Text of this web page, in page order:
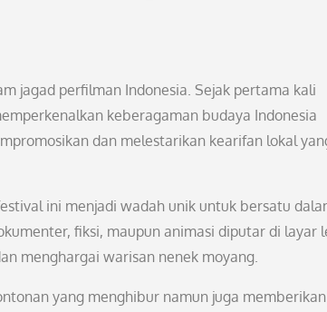
jagad perfilman Indonesia. Sejak pertama kali
keberagaman budaya Indonesia
dan melestarikan kearifan lokal
ini menjadi wadah unik untuk bersatu
fiksi, maupun animasi diputar di layar
menghargai warisan nenek moyang.
yang menghibur namun juga memberikan